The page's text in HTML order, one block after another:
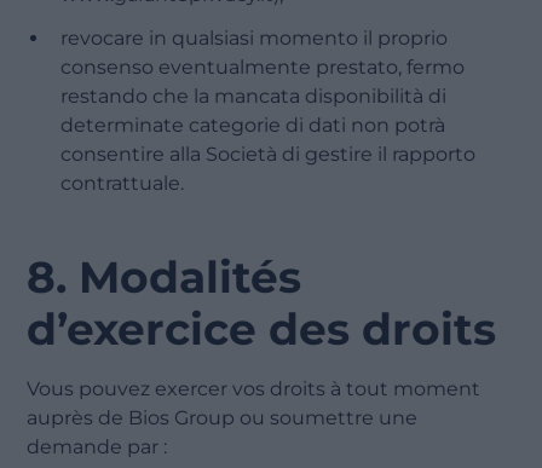
revocare in qualsiasi momento il proprio
consenso eventualmente prestato, fermo
restando che la mancata disponibilità di
determinate categorie di dati non potrà
consentire alla Società di gestire il rapporto
contrattuale.
8. Modalités
d’exercice des droits
Vous pouvez exercer vos droits à tout moment
auprès de Bios Group ou soumettre une
demande par :